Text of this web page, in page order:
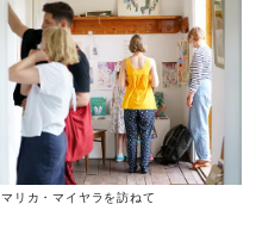
マリカ・マイヤラを訪ねて